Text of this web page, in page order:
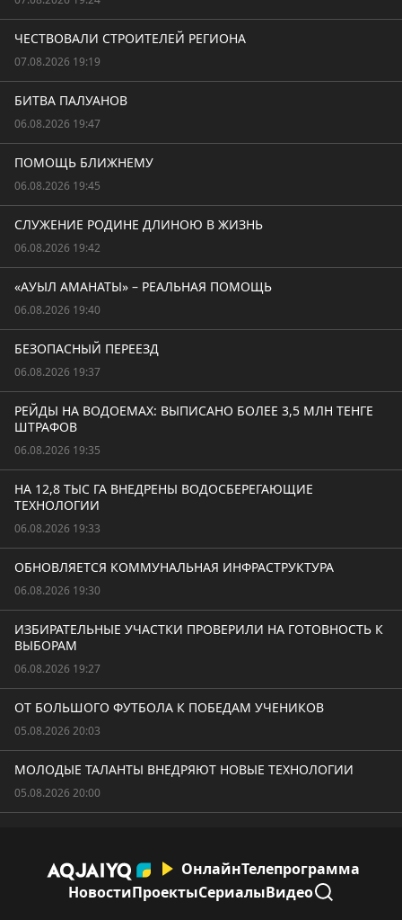
ЧЕСТВОВАЛИ СТРОИТЕЛЕЙ РЕГИОНА
07.08.2026 19:19
БИТВА ПАЛУАНОВ
06.08.2026 19:47
ПОМОЩЬ БЛИЖНЕМУ
06.08.2026 19:45
СЛУЖЕНИЕ РОДИНЕ ДЛИНОЮ В ЖИЗНЬ
06.08.2026 19:42
«АУЫЛ АМАНАТЫ» – РЕАЛЬНАЯ ПОМОЩЬ
06.08.2026 19:40
БЕЗОПАСНЫЙ ПЕРЕЕЗД
06.08.2026 19:37
РЕЙДЫ НА ВОДОЕМАХ: ВЫПИСАНО БОЛЕЕ 3,5 МЛН ТЕНГЕ
ШТРАФОВ
06.08.2026 19:35
НА 12,8 ТЫС ГА ВНЕДРЕНЫ ВОДОСБЕРЕГАЮЩИЕ
ТЕХНОЛОГИИ
06.08.2026 19:33
ОБНОВЛЯЕТСЯ КОММУНАЛЬНАЯ ИНФРАСТРУКТУРА
06.08.2026 19:30
ИЗБИРАТЕЛЬНЫЕ УЧАСТКИ ПРОВЕРИЛИ НА ГОТОВНОСТЬ К
ВЫБОРАМ
06.08.2026 19:27
ОТ БОЛЬШОГО ФУТБОЛА К ПОБЕДАМ УЧЕНИКОВ
05.08.2026 20:03
МОЛОДЫЕ ТАЛАНТЫ ВНЕДРЯЮТ НОВЫЕ ТЕХНОЛОГИИ
05.08.2026 20:00
ОнлайнТелепрограмма
НовостиПроектыСериалыВидео